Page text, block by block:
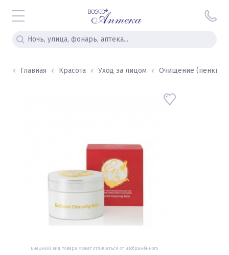
Главная Красота Уход за лицом Очищение (пенки,
Внешний вид товара может отличаться от изображённого